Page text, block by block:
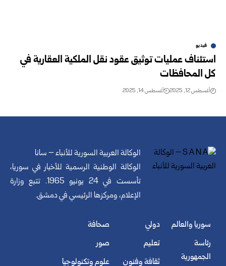
فيديو
استئناف عمليات توثيق عقود نقل الملكية العقارية في
كل المحافظات
أغسطس 12, 2025 أغسطس 14, 2025
الوكالة العربية السورية للأنباء – سانا
الوكالة الوطنية الرسمية للأخبار في سوريا،
تأسست في 24 يونيو 1965. تتبع وزارة
الإعلام، ومركزها الرئيسي في دمشق.
سوريا والعالم
رئاسة
الجمهورية
دولي
تعليم
ثقافة وفنون
صحافة
صور
علوم وتكنولوجيا